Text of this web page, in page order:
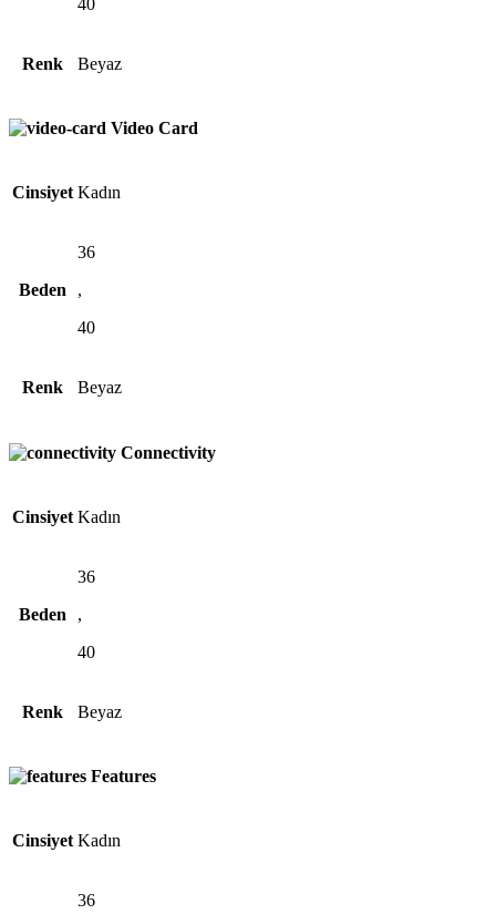
Renk Beyaz
Video Card
Cinsiyet Kadın
Beden
36
,
40
Renk Beyaz
Connectivity
Cinsiyet Kadın
Beden
36
,
40
Renk Beyaz
Features
Cinsiyet Kadın
36